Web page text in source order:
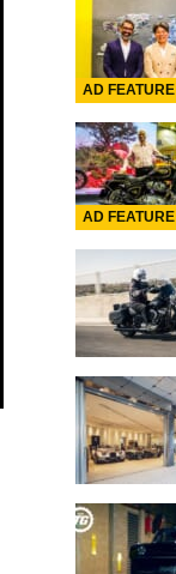
AD FEATURE
AD FEATURE